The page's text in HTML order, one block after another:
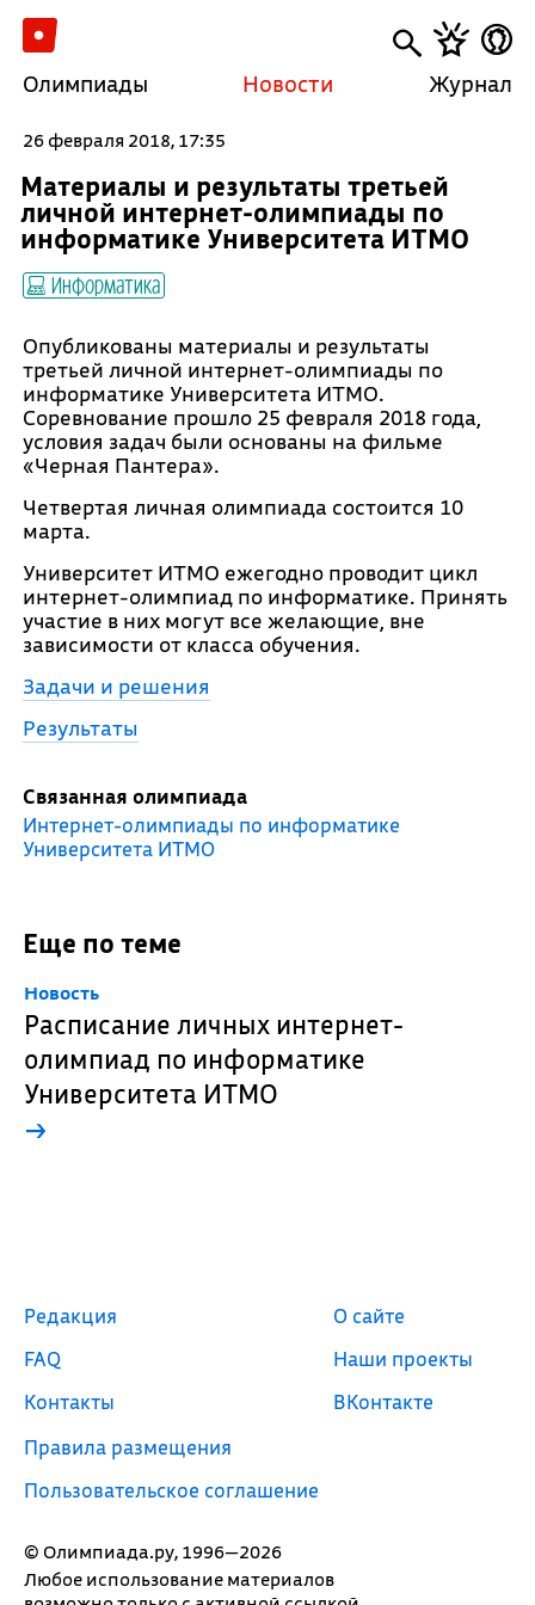
Олимпиады Новости Журнал
26 февраля 2018, 17:35
Материалы и результаты третьей
личной интернет-олимпиады по
информатике Университета ИТМО
Информатика
Опубликованы материалы и результаты
третьей личной интернет-олимпиады по
информатике Университета ИТМО.
Соревнование прошло 25 февраля 2018 года,
условия задач были основаны на фильме
«Черная Пантера».
Четвертая личная олимпиада состоится 10
марта.
Университет ИТМО ежегодно проводит цикл
интернет-олимпиад по информатике. Принять
участие в них могут все желающие, вне
зависимости от класса обучения.
Задачи и решения
Результаты
Связанная олимпиада
Интернет-олимпиады по информатике
Университета ИТМО
Еще по теме
Новость
Расписание личных интернет-
олимпиад по информатике
Университета ИТМО
→
© Олимпиада.ру, 1996—2026
Любое использование материалов
Редакция
FAQ
Контакты
Правила размещения
Пользовательское соглашение
О сайте
Наши проекты
ВКонтакте